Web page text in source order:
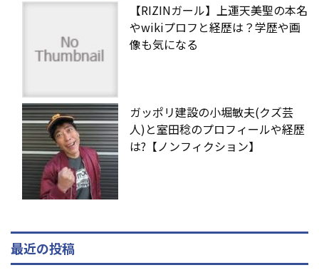
【RIZINガール】上運天美聖の本名
やwikiプロフと経歴は？学歴や画
像も気になる
ガッポリ建設の小堀敏夫(クズ芸
人)と室田稔のプロフィールや経歴
は?【ノンフィクション】
最近の投稿